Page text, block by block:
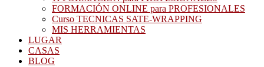
FORMACIÓN ONLINE para PROFESIONALES
Curso TECNICAS SATE-WRAPPING
MIS HERRAMIENTAS
LUGAR
CASAS
BLOG